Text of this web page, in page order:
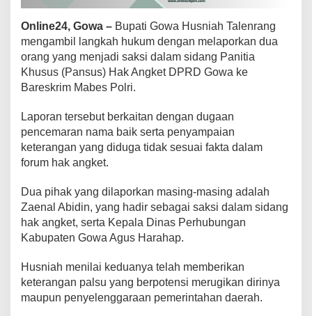
k
k
e
B
a
s
k
r
i
K
u
s
u
k
u
Online24, Gowa – Bupati Gowa Husniah Talenrang
mengambil langkah hukum dengan melaporkan dua
orang yang menjadi saksi dalam sidang Panitia
Khusus (Pansus) Hak Angket DPRD Gowa ke
Bareskrim Mabes Polri.
Laporan tersebut berkaitan dengan dugaan
pencemaran nama baik serta penyampaian
keterangan yang diduga tidak sesuai fakta dalam
forum hak angket.
Dua pihak yang dilaporkan masing-masing adalah
Zaenal Abidin, yang hadir sebagai saksi dalam sidang
hak angket, serta Kepala Dinas Perhubungan
Kabupaten Gowa Agus Harahap.
Husniah menilai keduanya telah memberikan
keterangan palsu yang berpotensi merugikan dirinya
maupun penyelenggaraan pemerintahan daerah.